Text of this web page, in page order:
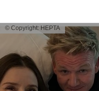
© Copyright: HEPTA